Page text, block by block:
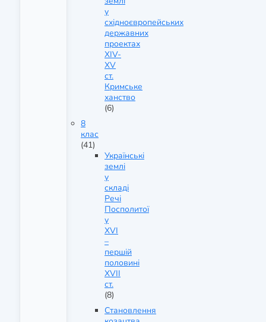
у
східноєвропейських
державних
проектах
XIV-
XV
ст.
Кримське
ханство
(6)
8
клас
(41)
Українські
землі
у
складі
Речі
Посполитої
у
XVI
–
першій
половині
XVII
ст.
(8)
Становлення